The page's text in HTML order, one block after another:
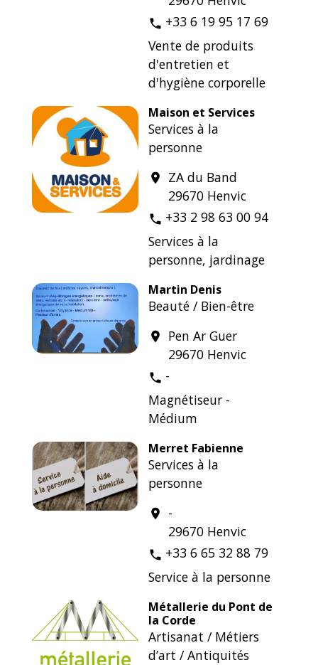
phone +33 6 19 95 17 69
Vente de produits
d'entretien et
d'hygiène corporelle
Maison et Services
Services à la
personne
location_on
ZA du Band
29670 Henvic
phone +33 2 98 63 00 94
Services à la
personne, jardinage
Martin Denis
Beauté / Bien-être
location_on
Pen Ar Guer
29670 Henvic
phone -
Magnétiseur -
Médium
Merret Fabienne
Services à la
personne
location_on
-
29670 Henvic
phone +33 6 65 32 88 79
Service à la personne
Métallerie du Pont de
la Corde
Artisanat / Métiers
d’art / Antiquités